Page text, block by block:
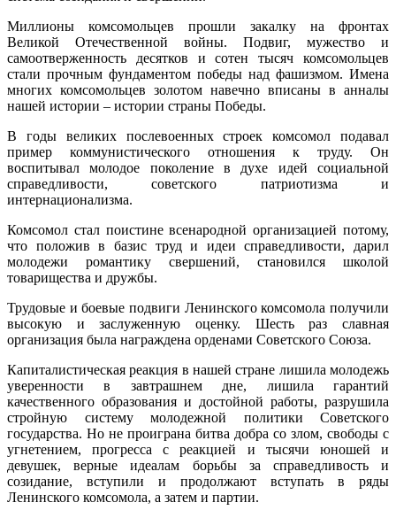
Миллионы комсомольцев прошли закалку на фронтах
Великой Отечественной войны. Подвиг, мужество и
самоотверженность десятков и сотен тысяч комсомольцев
стали прочным фундаментом победы над фашизмом. Имена
многих комсомольцев золотом навечно вписаны в анналы
нашей истории – истории страны Победы.
В годы великих послевоенных строек комсомол подавал
пример коммунистического отношения к труду. Он
воспитывал молодое поколение в духе идей социальной
справедливости, советского патриотизма и
интернационализма.
Комсомол стал поистине всенародной организацией потому,
что положив в базис труд и идеи справедливости, дарил
молодежи романтику свершений, становился школой
товарищества и дружбы.
Трудовые и боевые подвиги Ленинского комсомола получили
высокую и заслуженную оценку. Шесть раз славная
организация была награждена орденами Советского Союза.
Капиталистическая реакция в нашей стране лишила молодежь
уверенности в завтрашнем дне, лишила гарантий
качественного образования и достойной работы, разрушила
стройную систему молодежной политики Советского
государства. Но не проиграна битва добра со злом, свободы с
угнетением, прогресса с реакцией и тысячи юношей и
девушек, верные идеалам борьбы за справедливость и
созидание, вступили и продолжают вступать в ряды
Ленинского комсомола, а затем и партии.